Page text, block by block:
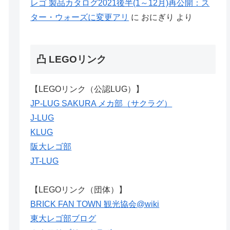
レゴ 製品カタログ2021後半(1～12月)再公開：ス
ター・ウォーズに変更アリ に おにぎり より
凸 LEGOリンク
【LEGOリンク（公認LUG）】
JP-LUG SAKURA メカ部（サクラグ）
J-LUG
KLUG
阪大レゴ部
JT-LUG
【LEGOリンク（団体）】
BRICK FAN TOWN 観光協会@wiki
東大レゴ部ブログ